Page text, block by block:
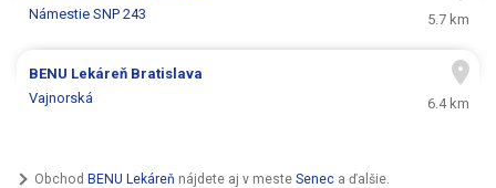
Námestie SNP 243
5.7 km
BENU Lekáreň Bratislava
Vajnorská
6.4 km
Obchod BENU Lekáreň nájdete aj v meste Senec a ďalšie.